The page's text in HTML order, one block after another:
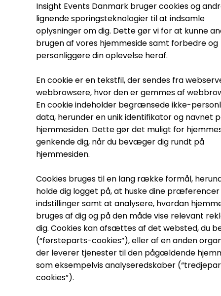
Insight Events Danmark bruger cookies og
lignende sporingsteknologier til at indsamle
oplysninger om dig. Dette gør vi for at kunne
brugen af vores hjemmeside samt forbedre og
personliggøre din oplevelse heraf.
En cookie er en tekstfil, der sendes fra
webbrowsere, hvor den er gemmes af
En cookie indeholder begrænsede ikke-
data, herunder en unik identifikator og navnet
hjemmesiden. Dette gør det muligt for
genkende dig, når du bevæger dig rundt på
hjemmesiden.
Cookies bruges til en lang række formål,
holde dig logget på, at huske dine præferencer
indstillinger samt at analysere, hvordan
bruges af dig og på den måde vise relevant
dig. Cookies kan afsættes af det websted, du
(“førsteparts-cookies”), eller af en anden
der leverer tjenester til den pågældende
som eksempelvis analyseredskaber
cookies”).